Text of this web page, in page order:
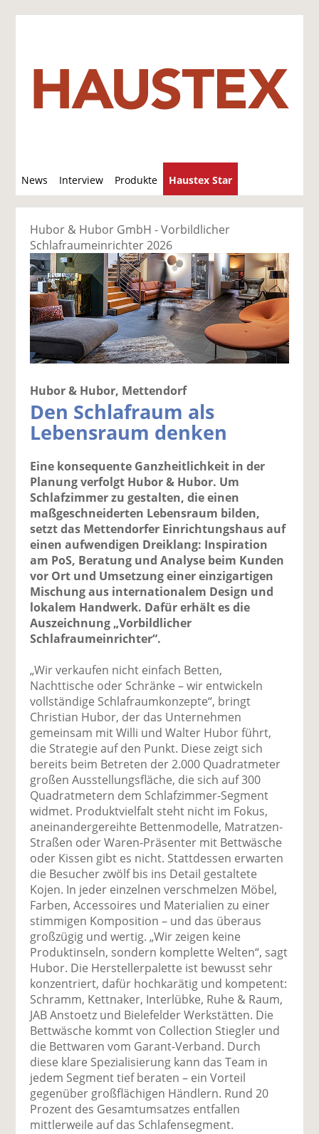
News Interview Produkte Haustex Star
u
c
Hubor & Hubor GmbH - Vorbildlicher
Schlafraum­einrichter 2026
Hubor & Hubor, Mettendorf
Den Schlafraum als
Lebensraum denken
Eine konsequente Ganzheitlichkeit in der
Planung verfolgt Hubor & Hubor. Um
Schlafzimmer zu gestalten, die einen
maßgeschneiderten Lebensraum bilden,
setzt das Mettendorfer Einrichtungshaus auf
einen aufwendigen Dreiklang: Inspiration
am PoS, Beratung und Analyse beim Kunden
vor Ort und Umsetzung einer einzigartigen
Mischung aus internationalem Design und
lokalem Handwerk. Dafür erhält es die
Auszeichnung „Vorbildlicher
Schlafraumeinrichter“.
„Wir verkaufen nicht einfach Betten,
Nachttische oder Schränke – wir entwickeln
vollständige Schlafraumkonzepte“, bringt
Christian Hubor, der das Unternehmen
gemeinsam mit Willi und Walter Hubor führt,
die Strategie auf den Punkt. Diese zeigt sich
bereits beim Betreten der 2.000 Quadratmeter
großen Ausstellungsfläche, die sich auf 300
Quadratmetern dem Schlafzimmer-Segment
widmet. Produktvielfalt steht nicht im Fokus,
aneinandergereihte Bettenmodelle, Matratzen-
Straßen oder Waren-Präsenter mit Bettwäsche
oder Kissen gibt es nicht. Stattdessen erwarten
die Besucher zwölf bis ins Detail gestaltete
Kojen. In jeder einzelnen verschmelzen Möbel,
Farben, Accessoires und Materialien zu einer
stimmigen Komposition – und das überaus
großzügig und wertig. „Wir zeigen keine
Produktinseln, sondern komplette Welten“, sagt
Hubor. Die Herstellerpalette ist bewusst sehr
konzentriert, dafür hochkarätig und kompetent:
Schramm, Kettnaker, Interlübke, Ruhe & Raum,
JAB Anstoetz und Bielefelder Werkstätten. Die
Bettwäsche kommt von Collection Stiegler und
die Bettwaren vom Garant-Verband. Durch
diese klare Spezialisierung kann das Team in
jedem Segment tief beraten – ein Vorteil
gegenüber großflächigen Händlern. Rund 20
Prozent des Gesamtumsatzes entfallen
mittlerweile auf das Schlafensegment.